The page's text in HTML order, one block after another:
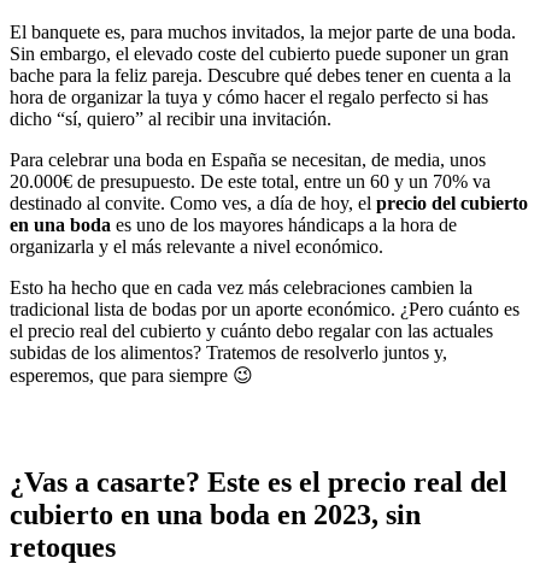
El banquete es, para muchos invitados, la mejor parte de una boda.
Sin embargo, el elevado coste del cubierto puede suponer un gran
bache para la feliz pareja. Descubre qué debes tener en cuenta a la
hora de organizar la tuya y cómo hacer el regalo perfecto si has
dicho “sí, quiero” al recibir una invitación.
Para celebrar una boda en España se necesitan, de media, unos
20.000€ de presupuesto. De este total, entre un 60 y un 70% va
destinado al convite. Como ves, a día de hoy, el precio del cubierto
en una boda es uno de los mayores hándicaps a la hora de
organizarla y el más relevante a nivel económico.
Esto ha hecho que en cada vez más celebraciones cambien la
tradicional lista de bodas por un aporte económico. ¿Pero cuánto es
el precio real del cubierto y cuánto debo regalar con las actuales
subidas de los alimentos? Tratemos de resolverlo juntos y,
esperemos, que para siempre 😉
¿Vas a casarte? Este es el precio real del
cubierto en una boda en 2023, sin
retoques